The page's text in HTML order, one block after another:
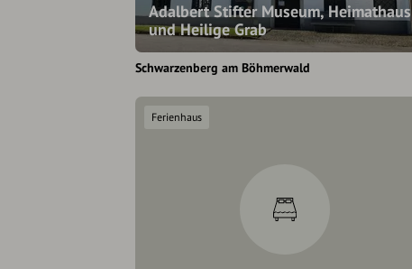
Adalbert Stifter Museum, Heimathaus
und Heilige Grab
Schwarzenberg am Böhmerwald
Ferienhaus